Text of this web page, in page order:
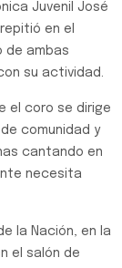
Juvenil José
en el
de ambas
su actividad.
el coro se dirige
comunidad y
cantando en
necesita
la Nación, en la
el salón de